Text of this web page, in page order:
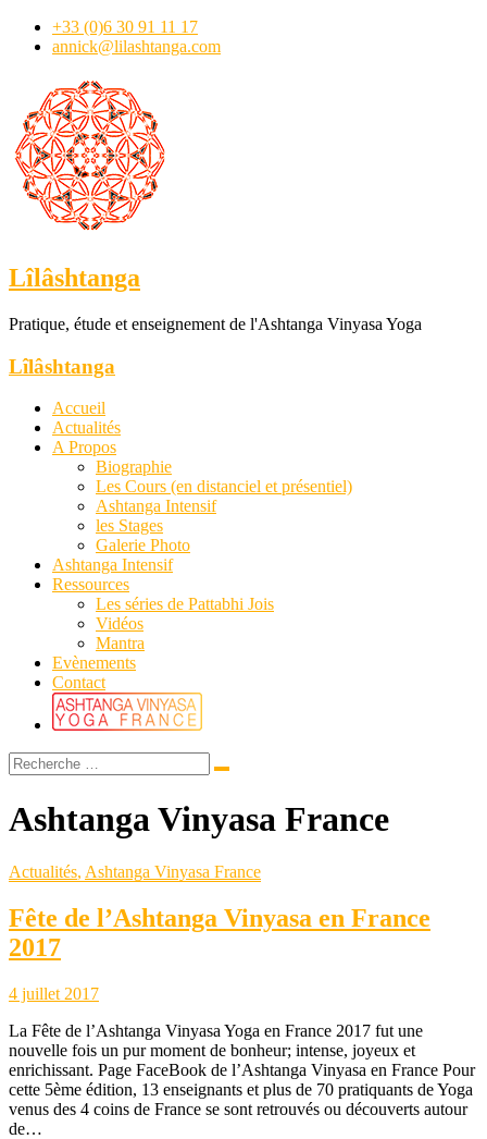
+33 (0)6 30 91 11 17
annick@lilashtanga.com
Lîlâshtanga
Pratique, étude et enseignement de l'Ashtanga Vinyasa Yoga
Lîlâshtanga
Accueil
Actualités
A Propos
Biographie
Les Cours (en distanciel et présentiel)
Ashtanga Intensif
les Stages
Galerie Photo
Ashtanga Intensif
Ressources
Les séries de Pattabhi Jois
Vidéos
Mantra
Evènements
Contact
Ashtanga Vinyasa France
Actualités, Ashtanga Vinyasa France
Fête de l’Ashtanga Vinyasa en France
2017
4 juillet 2017
La Fête de l’Ashtanga Vinyasa Yoga en France 2017 fut une
nouvelle fois un pur moment de bonheur; intense, joyeux et
enrichissant. Page FaceBook de l’Ashtanga Vinyasa en France Pour
cette 5ème édition, 13 enseignants et plus de 70 pratiquants de Yoga
venus des 4 coins de France se sont retrouvés ou découverts autour
de…